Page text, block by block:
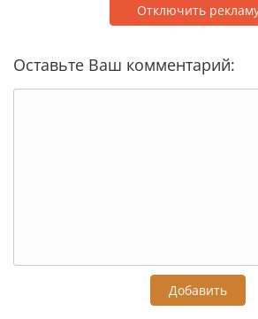
Отключить
Оставьте Ваш комментарий:
Добавить